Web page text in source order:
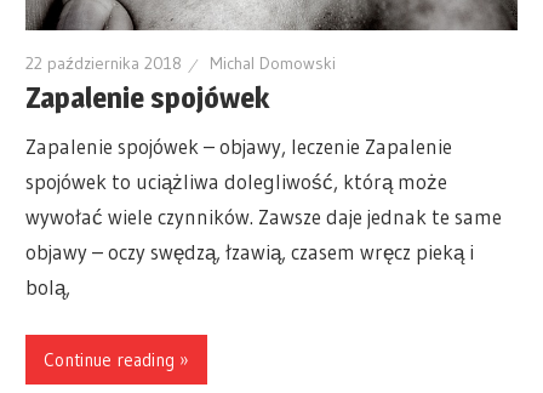
22 października 2018 Michal Domowski
Zapalenie spojówek
Zapalenie spojówek – objawy, leczenie Zapalenie
spojówek to uciążliwa dolegliwość, którą może
wywołać wiele czynników. Zawsze daje jednak te same
objawy – oczy swędzą, łzawią, czasem wręcz pieką i
bolą,
Continue reading »